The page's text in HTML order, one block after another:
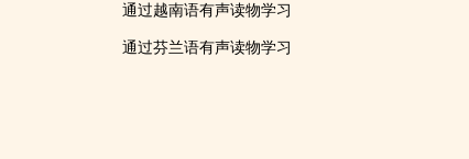
通过越南语有声读物学习
通过芬兰语有声读物学习